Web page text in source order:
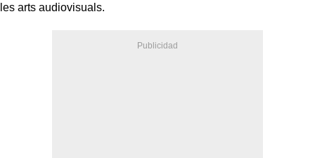
les arts audiovisuals.